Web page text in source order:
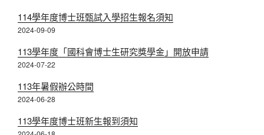
114學年度博士班甄試入學招生報名須知
2024-09-09
113學年度「國科會博士生研究獎學金」開放申請
2024-07-22
113年暑假辦公時間
2024-06-28
113學年度博士班新生報到須知